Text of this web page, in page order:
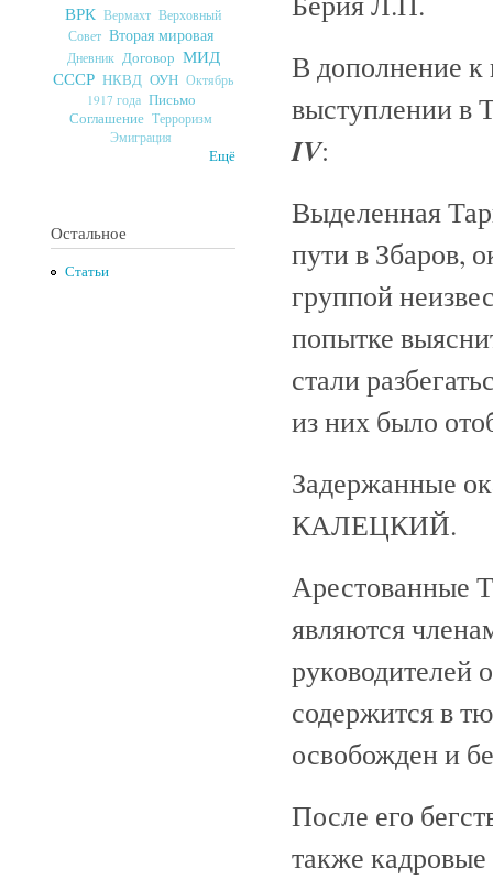
ВРК Вермахт Верховный
Совет Вторая мировая
Дневник Договор МИД
СССР НКВД ОУН Октябрь
1917 года Письмо
Соглашение Терроризм
Эмиграция
Ещё
Остальное
Статьи
В дополнение
выступлении в
IV:
Выделенная
пути в Збаров,
группой
попытке
стали
из них было
Задержанные
КАЛЕЦКИЙ.
являются
содержится в
освобожден и
После его
также